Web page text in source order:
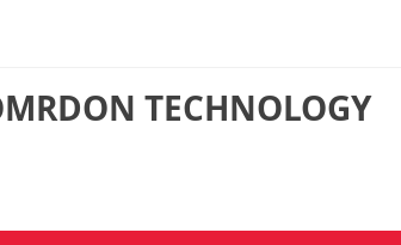
TECHNOLOGY